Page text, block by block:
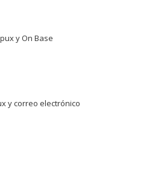
y On Base
y correo electrónico